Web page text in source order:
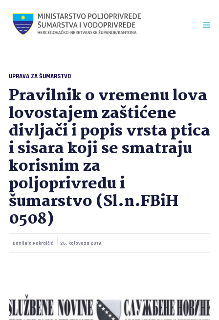
UPRAVA ZA ŠUMARSTVO
Pravilnik o vremenu lova
lovostajem zaštićene
divljači i popis vrsta ptica
i sisara koji se smatraju
korisnim za
poljoprivredu i
šumarstvo (Sl.n.FBiH
0508)
Danijela Pokrajčić 26. kolovoza 2019.